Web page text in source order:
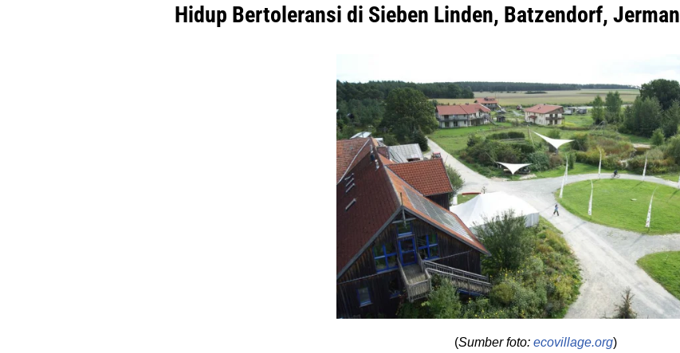
Hidup Bertoleransi di Sieben Linden, Batzendorf, Jerman
(Sumber foto: ecovillage.org)